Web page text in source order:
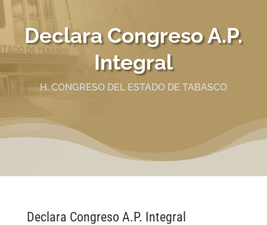
Declara Congreso A.P.
Integral
H. CONGRESO DEL ESTADO DE TABASCO
Declara Congreso A.P. Integral